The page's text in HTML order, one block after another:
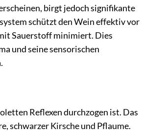
birgt jedoch signifikante
schützt den Wein effektiv vor
Sauerstoff minimiert. Dies
und seine sensorischen
Reflexen durchzogen ist. Das
schwarzer Kirsche und Pflaume.